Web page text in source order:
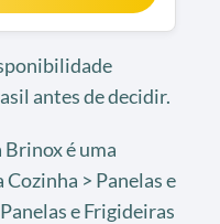
antes de decidir.
Brinox é uma
> Panelas e
e Frigideiras